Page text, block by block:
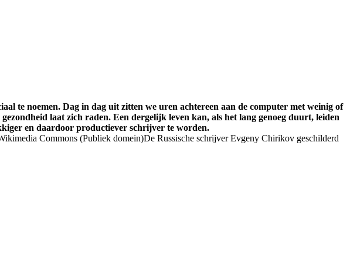
te noemen. Dag in dag uit zitten we uren achtereen aan de computer met weinig of
laat zich raden. Een dergelijk leven kan, als het lang genoeg duurt, leiden
en daardoor productiever schrijver te worden.
De Russische schrijver Evgeny Chirikov geschilderd